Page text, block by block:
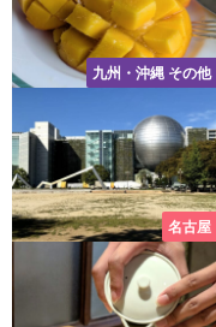
九州・沖縄 その他
名古屋